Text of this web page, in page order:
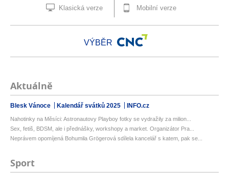
Klasická verze Mobilní verze
VÝBĚR
Aktuálně
Blesk Vánoce Kalendář svátků 2025 INFO.cz
Nahotinky na Měsíci: Astronautovy Playboy fotky se vydražily za milion...
Sex, fetiš, BDSM, ale i přednášky, workshopy a market. Organizátor Pra...
Neprávem opomíjená Bohumila Grögerová sdílela kancelář s katem, pak se...
Sport